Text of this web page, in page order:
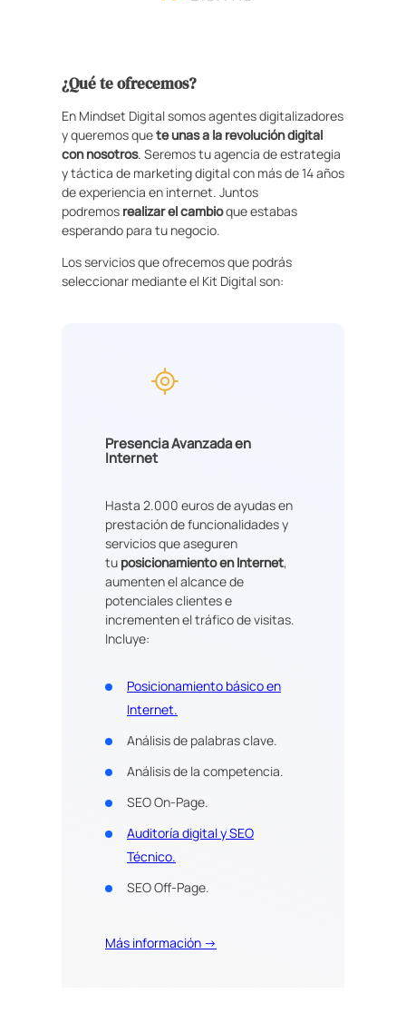
¿Qué te ofrecemos?
En Mindset Digital somos agentes digitalizadores
y queremos quete unas a la revolución digital
con nosotros. Seremos tu agencia de estrategia
y táctica de marketing digital con más de 14 años
de experiencia en internet. Juntos
podremos realizar el cambioque estabas
esperando para tu negocio.
Los servicios que ofrecemos que podrás
seleccionar mediante el Kit Digital son:
Presencia Avanzada en
Internet
Hasta 2.000 euros de ayudas en
prestación de funcionalidades y
servicios que aseguren
tu posicionamiento en Internet,
aumenten el alcance de
potenciales clientes e
incrementen el tráfico de visitas.
Incluye:
Posicionamiento básico en
Internet.
Análisis de palabras clave.
Análisis de la competencia.
SEO On-Page.
Auditoría digital y SEO
Técnico.
SEO Off-Page.
Más información →